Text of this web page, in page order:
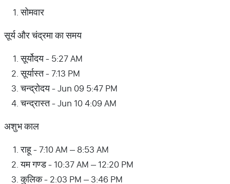
सोमवार
सूर्य और चंद्रमा का समय
सूर्योदय - 5:27 AM
सूर्यास्त - 7:13 PM
चन्द्रोदय - Jun 09 5:47 PM
चन्द्रास्त - Jun 10 4:09 AM
अशुभ काल
राहू - 7:10 AM – 8:53 AM
यम गण्ड - 10:37 AM – 12:20 PM
कुलिक - 2:03 PM – 3:46 PM